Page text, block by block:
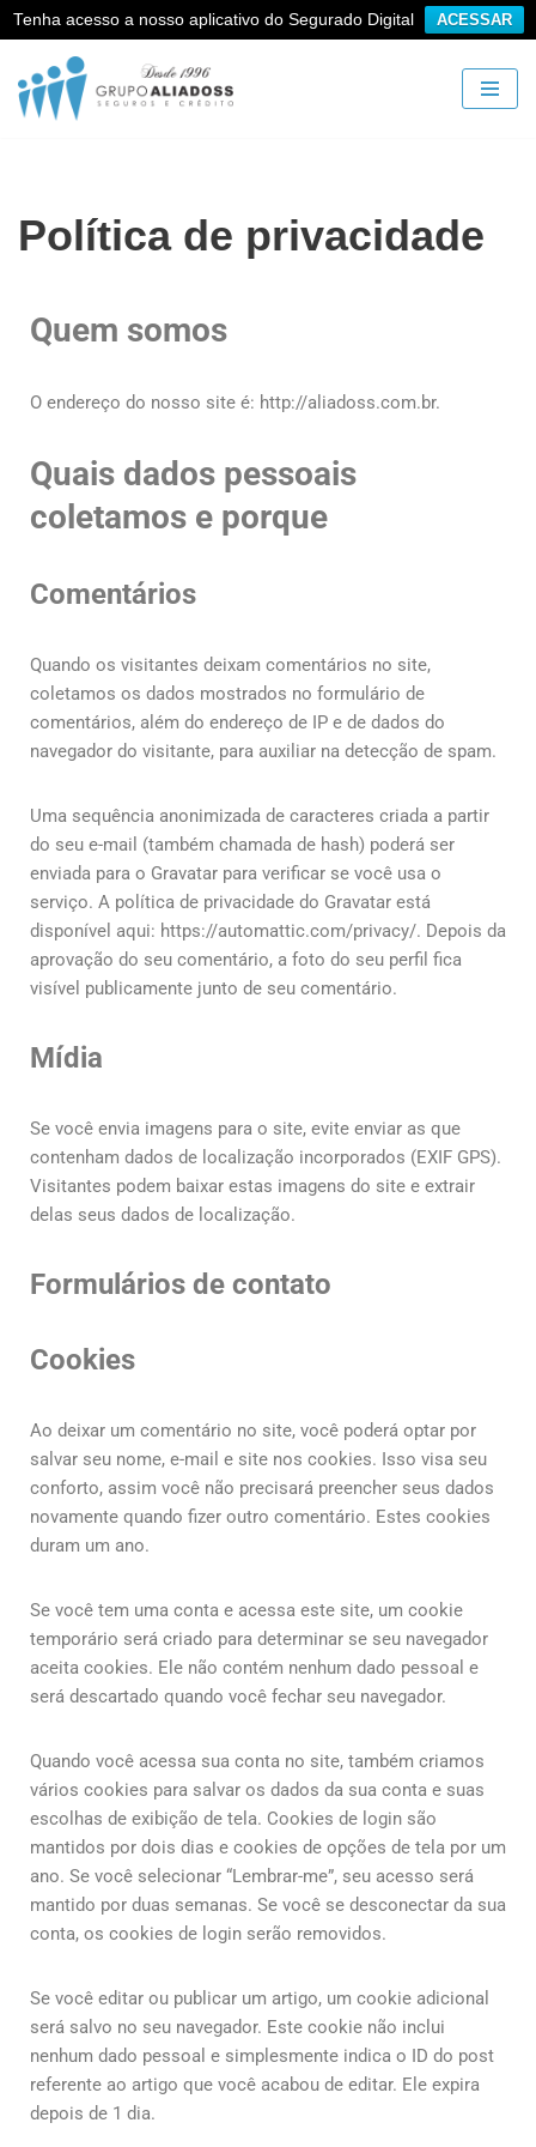
Tenha acesso a nosso aplicativo do Segurado Digital ACESSAR
Pular
Política de privacidade
Quem somos
O endereço do nosso site é: http://aliadoss.com.br.
Quais dados pessoais
coletamos e porque
Comentários
Quando os visitantes deixam comentários no site,
coletamos os dados mostrados no formulário de
comentários, além do endereço de IP e de dados do
navegador do visitante, para auxiliar na detecção de spam.
Uma sequência anonimizada de caracteres criada a partir
do seu e-mail (também chamada de hash) poderá ser
enviada para o Gravatar para verificar se você usa o
serviço. A política de privacidade do Gravatar está
disponível aqui: https://automattic.com/privacy/. Depois da
aprovação do seu comentário, a foto do seu perfil fica
visível publicamente junto de seu comentário.
Mídia
Se você envia imagens para o site, evite enviar as que
contenham dados de localização incorporados (EXIF GPS).
Visitantes podem baixar estas imagens do site e extrair
delas seus dados de localização.
Formulários de contato
Cookies
Ao deixar um comentário no site, você poderá optar por
salvar seu nome, e-mail e site nos cookies. Isso visa seu
conforto, assim você não precisará preencher seus dados
novamente quando fizer outro comentário. Estes cookies
duram um ano.
Se você tem uma conta e acessa este site, um cookie
temporário será criado para determinar se seu navegador
aceita cookies. Ele não contém nenhum dado pessoal e
será descartado quando você fechar seu navegador.
Quando você acessa sua conta no site, também criamos
vários cookies para salvar os dados da sua conta e suas
escolhas de exibição de tela. Cookies de login são
mantidos por dois dias e cookies de opções de tela por um
ano. Se você selecionar “Lembrar-me”, seu acesso será
mantido por duas semanas. Se você se desconectar da sua
conta, os cookies de login serão removidos.
Se você editar ou publicar um artigo, um cookie adicional
será salvo no seu navegador. Este cookie não inclui
nenhum dado pessoal e simplesmente indica o ID do post
referente ao artigo que você acabou de editar. Ele expira
depois de 1 dia.